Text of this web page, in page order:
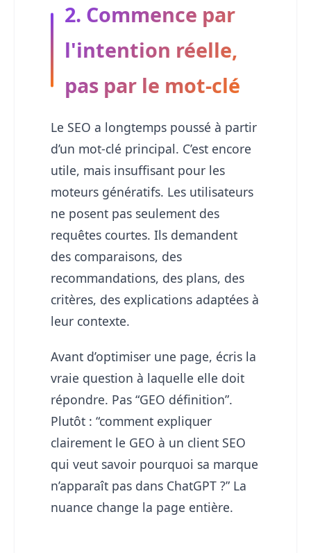
2. Commence par
l'intention réelle,
pas par le mot-clé
Le SEO a longtemps poussé à partir
d’un mot-clé principal. C’est encore
utile, mais insuffisant pour les
moteurs génératifs. Les utilisateurs
ne posent pas seulement des
requêtes courtes. Ils demandent
des comparaisons, des
recommandations, des plans, des
critères, des explications adaptées à
leur contexte.
Avant d’optimiser une page, écris la
vraie question à laquelle elle doit
répondre. Pas “GEO définition”.
Plutôt : “comment expliquer
clairement le GEO à un client SEO
qui veut savoir pourquoi sa marque
n’apparaît pas dans ChatGPT ?” La
nuance change la page entière.